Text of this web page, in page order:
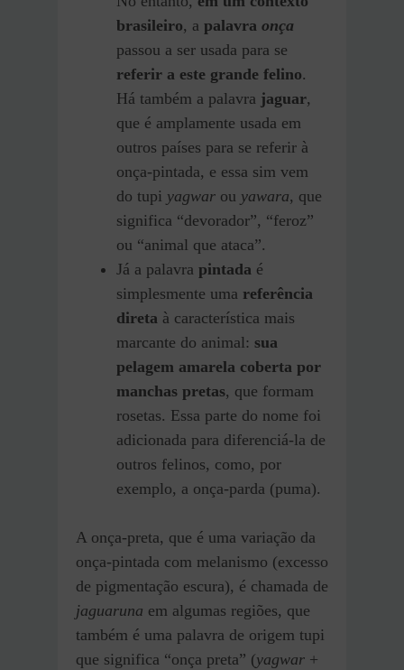
brasileiro, a palavra onça
passou a ser usada para se
referir a este grande felino.
Há também a palavra jaguar,
que é amplamente usada em
outros países para se referir à
onça-pintada, e essa sim vem
do tupi yagwar ou yawara, que
significa “devorador”, “feroz”
ou “animal que ataca”.
Já a palavra pintada é
simplesmente uma referência
direta à característica mais
marcante do animal: sua
pelagem amarela coberta por
manchas pretas, que formam
rosetas. Essa parte do nome foi
adicionada para diferenciá-la de
outros felinos, como, por
exemplo, a onça-parda (puma).
A onça-preta, que é uma variação da
onça-pintada com melanismo (excesso
de pigmentação escura), é chamada de
jaguaruna em algumas regiões, que
também é uma palavra de origem tupi
que significa “onça preta” (yagwar +